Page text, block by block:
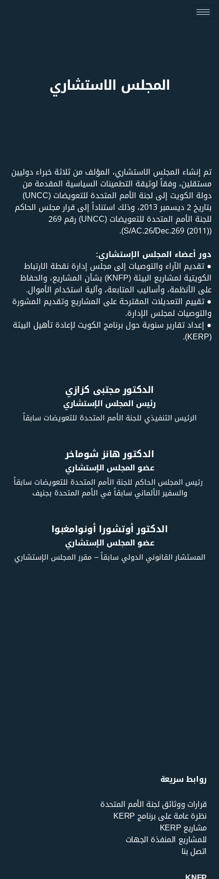
المجلس الاستشاري
تم إنشاء المجلس الاستشاري، المؤلف من ثلاثة خبراء دوليين
مستقلين، وفقاً لوثيقة التطمينات السياسية المقدمة من
دولة الكويت إلى لجنة الأمم المتحدة للتعويضات (UNCC)
بتاريخ 2 ديسمبر 2013، وذلك استناداً إلى قرار مجلس الحاكم
للجنة الأمم المتحدة للتعويضات (UNCC) رقم 269
(S/AC.26/Dec.269 (2011)).
دور أعضاء المجلس الإستشاري:
● تقديم الآراء والتوصيات إلى مجلس إدارة نقطة الارتباط
الكويتية لمشاريع البيئة (KNFP) بشأن المشاريع، والحفاظ
على الأنظمة، وأساليب المتابعة، وآلية استخدام الأموال.
● تقييم التعديلات المقترحة على المشاريع وتقديم المشورة
والتوصيات لمجلس الإدارة.
● إعداد تقارير سنوية حول برنامج الكويت لإعادة تأهيل البيئة
(KERP).
الدكتور مجتبى كزازي
رئيس المجلس الإستشاري
الرئيس التنفيذي للجنة الأمم المتحدة للتعويضات سابقاً
الدكتور هانز شوماخر
عضو المجلس الإستشاري
رئيس المجلس الحاكم للجنة الأمم المتحدة للتعويضات سابقاً
والسفير الألماني سابقاً في الأمم المتحدة بجنيف
الدكتور أوتشورا أونوامغبوا
عضو المجلس الإستشاري
المستشار القانوني الدولي سابقاً – مقرر المجلس الإستشاري
روابط سريعة
قرارات ووثائق لجنة الأمم المتحدة
نظرة عامة على برنامج KERP
مشاريع KERP
للمشاريع المنفذة الجهات
اتصل بنا